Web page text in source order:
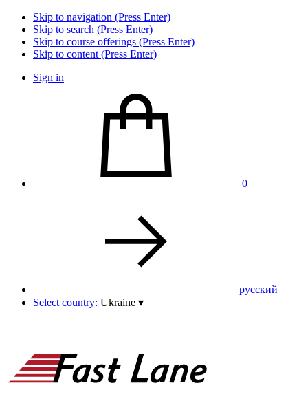
Skip to navigation (Press Enter)
Skip to search (Press Enter)
Skip to course offerings (Press Enter)
Skip to content (Press Enter)
Sign in
0
pусский
Select country: Ukraine ▾